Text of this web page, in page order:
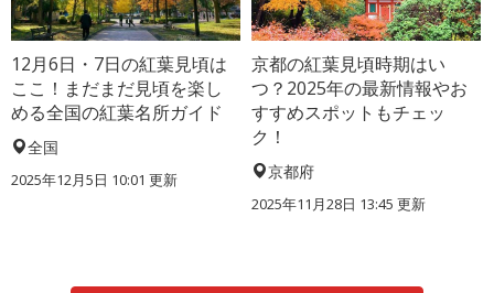
12月6日・7日の紅葉見頃は
ここ！まだまだ見頃を楽し
める全国の紅葉名所ガイド
全国
2025年12月5日 10:01 更新
京都の紅葉見頃時期はい
つ？2025年の最新情報やお
すすめスポットもチェッ
ク！
京都府
2025年11月28日 13:45 更新